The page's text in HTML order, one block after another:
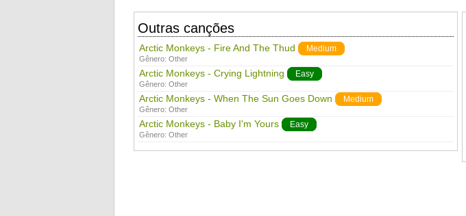
Outras canções
Arctic Monkeys - Fire And The Thud Medium
Gênero: Other
Arctic Monkeys - Crying Lightning Easy
Gênero: Other
Arctic Monkeys - When The Sun Goes Down Medium
Gênero: Other
Arctic Monkeys - Baby I'm Yours Easy
Gênero: Other